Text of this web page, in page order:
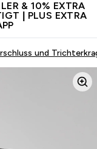
& 10% EXTRA
| PLUS EXTRA
und